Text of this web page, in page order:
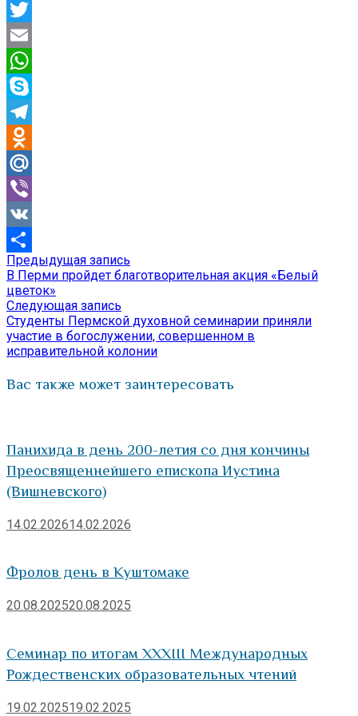
Facebook
Twitter
Email
WhatsApp
Skype
Telegram
Odnoklassniki
Mail.Ru
Viber
VK
Отправить
Навигация
по
записям
Предыдущая запись
запись:
В Перми пройдет благотворительная акция «Белый
цветок»
Следующая запись
запись:
Студенты Пермской духовной семинарии приняли
участие в богослужении, совершенном в
исправительной колонии
Вас также может заинтересовать
Панихида в день 200-летия со дня кончины
Преосвященнейшего епископа Иустина
(Вишневского)
14.02.202614.02.2026
Фролов день в Куштомаке
20.08.202520.08.2025
Семинар по итогам XXXIII Международных
Рождественских образовательных чтений
19.02.202519.02.2025